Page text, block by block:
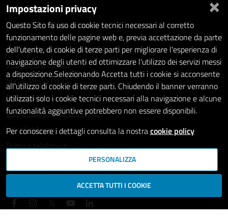
Statistiche dei Siti web
Intranet - accesso riservato
Amministrazione trasparente
Informativa privacy
Social Media Policy
Note legali
Dichiarazione di accessibilità
Whistleblowing
Rubrica telefonica
SEGUICI SU
Impostazioni privacy
Questo Sito fa uso di cookie tecnici necessari al corretto
funzionamento delle pagine web e, previa accettazione da parte
dell'utente, di cookie di terze parti per migliorare l'esperienza di
navigazione degli utenti ed ottimizzare l'utilizzo dei servizi messi
a disposizione.Selezionando Accetta tutti i cookie si acconsente
all'utilizzo di cookie di terze parti. Chiudendo il banner verranno
utilizzati solo i cookie tecnici necessari alla navigazione e alcune
funzionalità aggiuntive potrebbero non essere disponibili.
Per conoscere i dettagli consulta la nostracookie policy
PERSONALIZZA
ACCETTA TUTTI I COOKIE